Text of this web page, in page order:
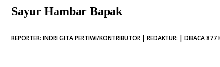
Sayur Hambar Bapak
REPORTER: INDRI GITA PERTIWI/KONTRIBUTOR | REDAKTUR: | DIBACA 877